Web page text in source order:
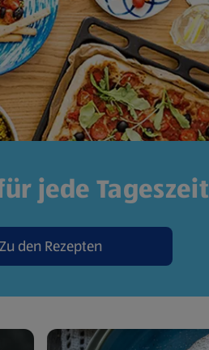
jede Tageszeit
Zu den Rezepten